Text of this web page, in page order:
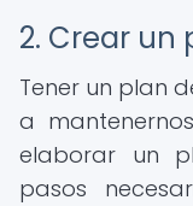
2. Crear un
Tener un plan
a
elaborar un
pasos